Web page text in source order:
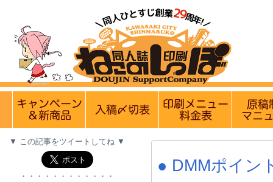
【営業日・休業日のお
▼ この記事をツイートしてね ▼
・・・・・・・・・・・・
● DMMポイン